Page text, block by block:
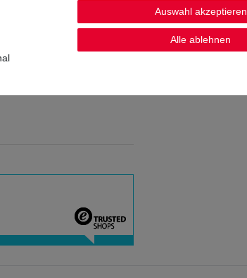
Auswahl akzeptieren
Alle ablehnen